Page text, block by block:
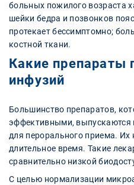
больных пожилого возраста
шейки бедра и позвонков
протекает бессимптомно;
костной ткани.
Какие препараты
инфузий
Большинство препаратов,
эффективными, выпускаются
для перорального приема.
длительное время. Такие
сравнительно низкой
С целью нормализации